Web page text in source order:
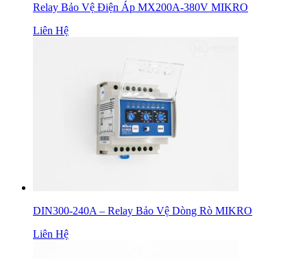
Relay Bảo Vệ Điện Áp MX200A-380V MIKRO
Liên Hệ
DIN300-240A – Relay Bảo Vệ Dòng Rò MIKRO
Liên Hệ